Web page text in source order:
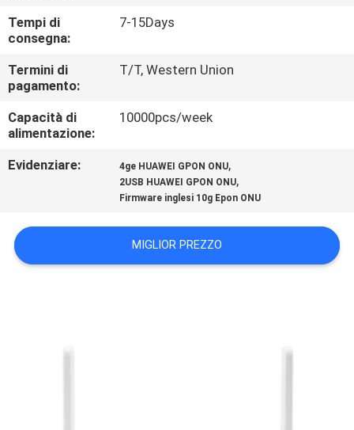
CONTATTICI
RICHIEDA
UNA
CITAZIONE
MAPPA
SITO
Tempi di
consegna:
7-15Days
Termini di
pagamento:
T/T, Western Union
Capacità di
alimentazione:
10000pcs/week
Evidenziare: 4ge HUAWEI GPON ONU,
2USB HUAWEI GPON ONU,
Firmware inglesi 10g Epon ONU
MIGLIOR PREZZO